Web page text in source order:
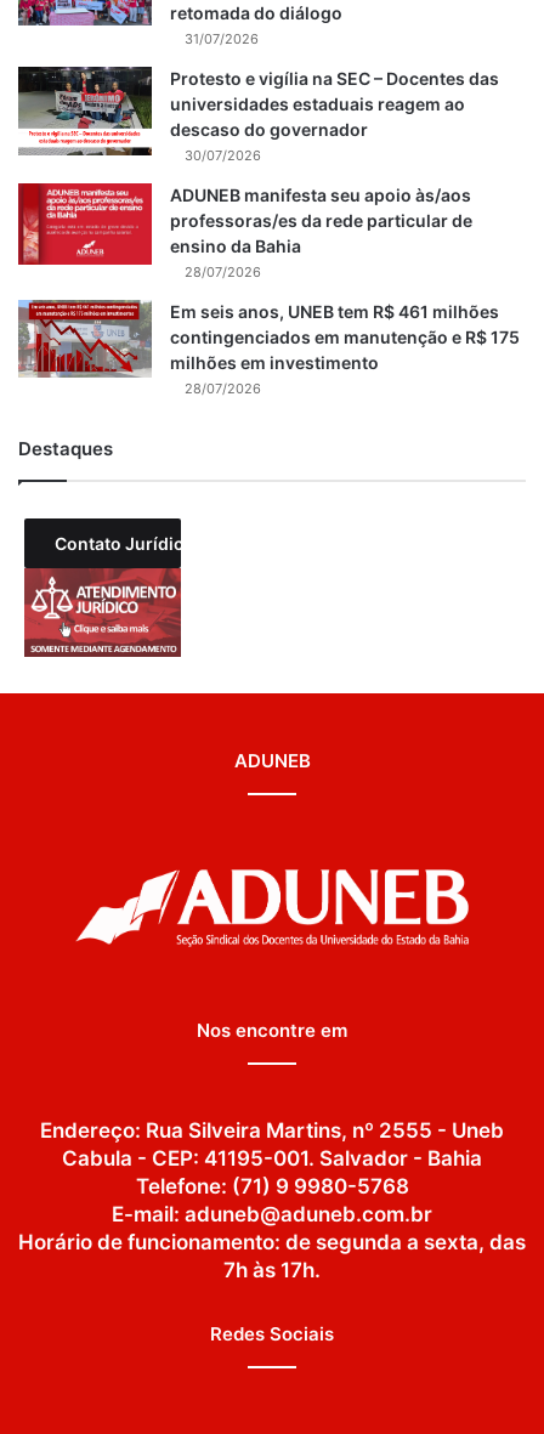
retomada do diálogo
31/07/2026
Protesto e vigília na SEC – Docentes das
universidades estaduais reagem ao
descaso do governador
30/07/2026
ADUNEB manifesta seu apoio às/aos
professoras/es da rede particular de
ensino da Bahia
28/07/2026
Em seis anos, UNEB tem R$ 461 milhões
contingenciados em manutenção e R$ 175
milhões em investimento
28/07/2026
Destaques
Contato Jurídico
ADUNEB
Nos encontre em
Endereço: Rua Silveira Martins, nº 2555 - Uneb
Cabula - CEP: 41195-001. Salvador - Bahia
Telefone: (71) 9 9980-5768
E-mail: aduneb@aduneb.com.br
Horário de funcionamento: de segunda a sexta, das
7h às 17h.
Redes Sociais